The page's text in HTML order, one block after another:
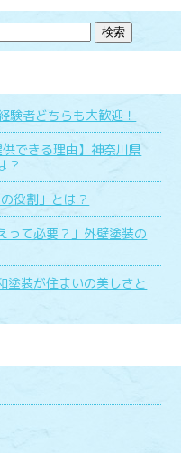
験者どちらも大歓迎！
できる理由】神奈川県
？
役割」とは？
って必要？」外壁塗装の
塗装が住まいの美しさと